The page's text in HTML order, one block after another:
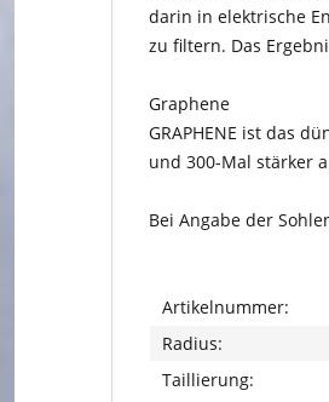
darin in elektrische
zu filtern. Das
Graphene
GRAPHENE ist das
und 300-Mal stärker
Bei Angabe der
Artikelnummer:
Radius:
Taillierung: